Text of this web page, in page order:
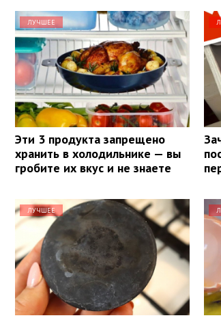
ЛУЧШЕЕ
Эти 3 продукта запрещено
хранить в холодильнике — вы
гробите их вкус и не знаете
ЛУЧШЕЕ